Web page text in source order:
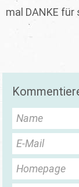
mal DANKE
Name
E-Mail
Homepage